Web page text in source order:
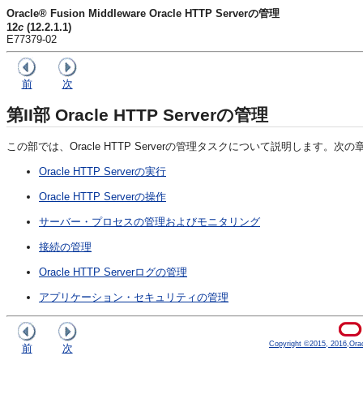
Oracle® Fusion Middleware Oracle HTTP Serverの管理
12c (12.2.1.1)
E77379-02
前 次
第II部 Oracle HTTP Serverの管理
この部では、Oracle HTTP Serverの管理タスクについて説明します。次の
Oracle HTTP Serverの実行
Oracle HTTP Serverの操作
サーバー・プロセスの管理およびモニタリング
接続の管理
Oracle HTTP Serverログの管理
アプリケーション・セキュリティの管理
前 次 Copyright ©2015,